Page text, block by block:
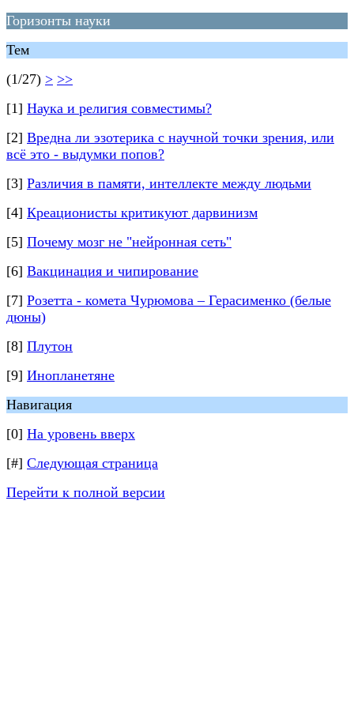
Горизонты науки
Тем
(1/27) > >>
[1] Наука и религия совместимы?
[2] Вредна ли эзотерика с научной точки зрения, или
всё это - выдумки попов?
[3] Различия в памяти, интеллекте между людьми
[4] Креационисты критикуют дарвинизм
[5] Почему мозг не "нейронная сеть"
[6] Вакцинация и чипирование
[7] Розетта - комета Чурюмова – Герасименко (белые
дюны)
[8] Плутон
[9] Инопланетяне
Навигация
[0] На уровень вверх
[#] Следующая страница
Перейти к полной версии